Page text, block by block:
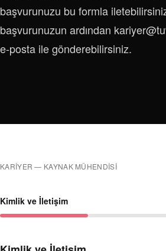
başvurunuzu bu formla
başvurunuzun ardından
e-posta ile gönderebilirsiniz.
KARİYER — KAYNAK MÜHENDİSİ
Kimlik ve İletişim